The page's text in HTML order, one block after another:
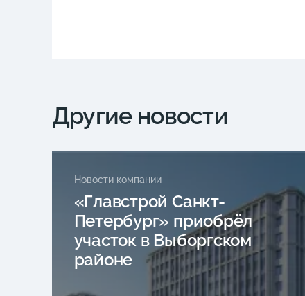
Другие новости
Новости компании
«Главстрой Санкт-
Петербург» приобрёл
участок в Выборгском
районе